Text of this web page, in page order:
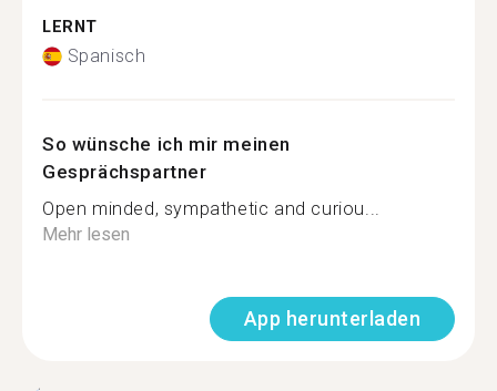
LERNT
Spanisch
So wünsche ich mir meinen
Gesprächspartner
Open minded, sympathetic and curiou...
Mehr lesen
App herunterladen